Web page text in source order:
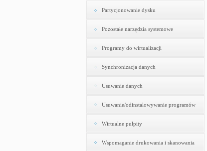
Partycjonowanie dysku
Pozostałe narzędzia systemowe
Programy do wirtualizacji
Synchronizacja danych
Usuwanie danych
Usuwanie/odinstalowywanie programów
Wirtualne pulpity
Wspomaganie drukowania i skanowania